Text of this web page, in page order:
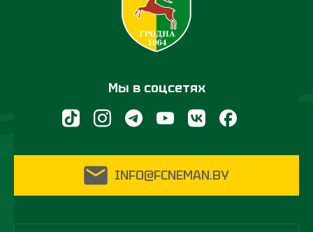
Мы в соцсетях
INFO@FCNEMAN.BY